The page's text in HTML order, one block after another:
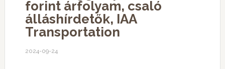
forint árfolyam, csaló
álláshírdetők, IAA
Transportation
2024-09-24